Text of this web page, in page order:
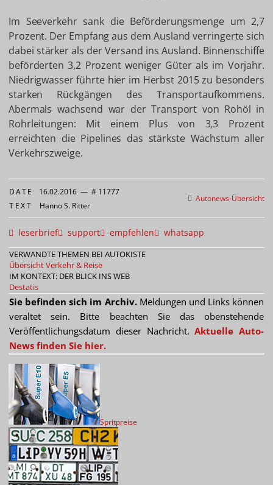
Im Seeverkehr sank die Beförderungsmenge um 2,7
Prozent. Der Empfang aus dem Ausland verringerte sich
dabei stärker als der Versand ins Ausland. Binnenschiffe
beförderten 3,2 Prozent weniger Güter als im Vorjahr.
Niedrigwasser führte hier im Herbst 2015 zu besonders
starken Rückgängen des Transportaufkommens.
Abermals wachsend war der Transport von Rohöl in
Rohrleitungen: Mit einem Plus von 3,3 Prozent
erreichten die Pipelines das stärkste Wachstum aller
Verkehrszweige.
Autonews-Übersicht
DATE 16.02.2016 — # 11777
TEXT Hanno S. Ritter
leserbrief support empfehlen whatsapp
VERWANDTE THEMEN BEI AUTOKISTE
Übersicht Verkehr & Reise
IM KONTEXT: DER BLICK INS WEB
Destatis
Sie befinden sich im Archiv.Meldungen und Links können
veraltet sein. Bitte beachten Sie das obenstehende
Veröffentlichungsdatum dieser Nachricht.Aktuelle Auto-
News finden Sie hier.
Spritpreise